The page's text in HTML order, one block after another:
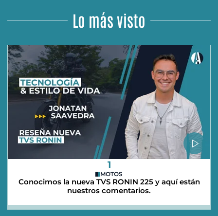
Lo más visto
1
MOTOS
Conocimos la nueva TVS RONIN 225 y aquí están
nuestros comentarios.